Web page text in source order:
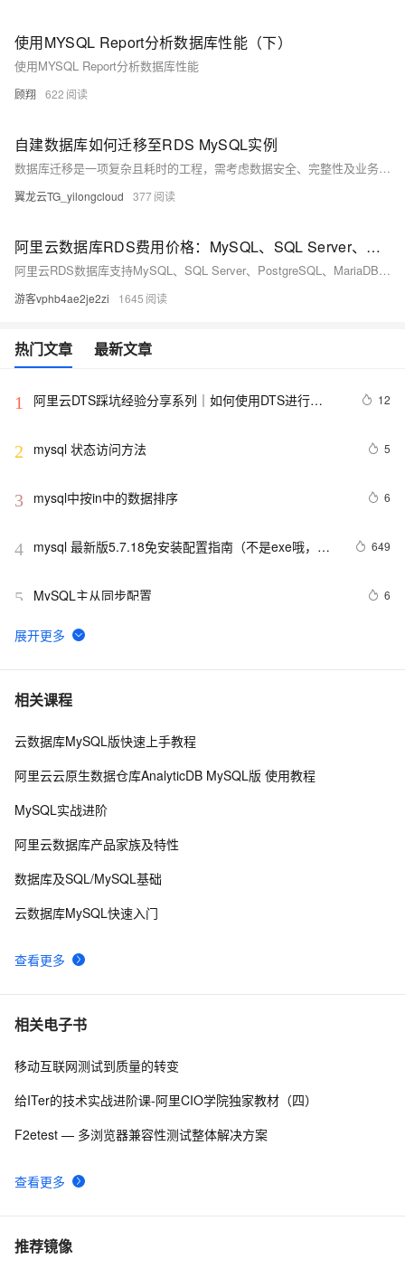
使用MYSQL Report分析数据库性能（下）
使用MYSQL Report分析数据库性能
顾翔 622
自建数据库如何迁移至RDS MySQL实例
数据库迁移是一项复杂且耗时的工程，需考虑数据安全、完整性及业务中断影响。使用阿里云数据传输服务DTS，可快速、平滑完成迁移任务，将应用停机时间降至分钟级。您还可通过全量备份自建数据库并恢复至RDS MySQL实例，实现间接迁移上云。
翼龙云TG_yilongcloud 377
阿里云数据库RDS费用价格：MySQL、SQL Server、PostgreSQL和MariaDB引擎收费标准
阿里云RDS数据库支持MySQL、SQL Server、PostgreSQL、MariaDB，多种引擎优惠上线！MySQL倚天版88元/年，SQL Server 2核4G仅299元/年，PostgreSQL 227元/年起。高可用、可弹性伸缩，安全稳定。详情见官网活动页。
游客vphb4ae2je2zi 1645
热门文章 最新文章
1
阿里云DTS踩坑经验分享系列｜如何使用DTS进行
12
2 mysql 状态访问方法 5
3 mysql中按in中的数据排序 6
4 mysql 最新版5.7.18免安装配置指南（不是exe哦，下
649
5 MySQL主从同步配置 6
6 PostgreSQL\MySQL比较
7 Mysql笔记--常用命令
8 MySQL调优
10mysql 主从复制实现原理
相关课程
查看更多
云数据库MySQL版快速上手教程
阿里云云原生数据仓库AnalyticDB MySQL版 使用教程
MySQL实战进阶
阿里云数据库产品家族及特性
数据库及SQL/MySQL基础
云数据库MySQL快速入门
相关电子书
查看更多
移动互联网测试到质量的转变
给ITer的技术实战进阶课-阿里CIO学院独家教材（四）
F2etest — 多浏览器兼容性测试整体解决方案
推荐镜像